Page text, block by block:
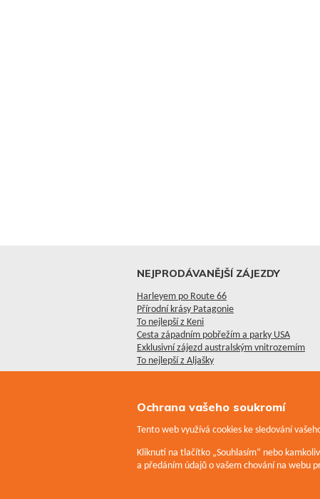
NEJPRODÁVANĚJŠÍ ZÁJEZDY
Harleyem po Route 66
Přírodní krásy Patagonie
To nejlepší z Keni
Cesta západním pobřežím a parky USA
Exklusivní zájezd australským vnitrozemím
To nejlepší z Aljašky
Ochrana vašeho soukromí
Tento web využívá cookies ke sledování
Kliknutí na tlačítko „Souhlasím“ nebo
a předáním údajů o vašem chování na webu